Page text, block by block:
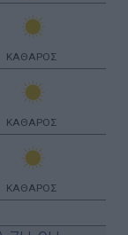
ΚΑΘΑΡΟΣ
ΚΑΘΑΡΟΣ
ΚΑΘΑΡΟΣ